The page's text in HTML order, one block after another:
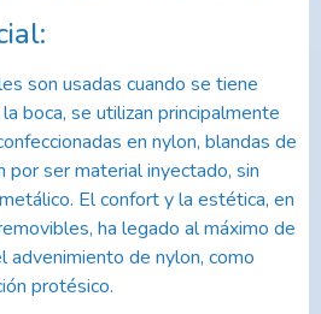
son usadas cuando se tiene
boca, se utilizan principalmente
en nylon, blandas de
por ser material inyectado, sin
El confort y la estética, en
ha legado al máximo de
advenimiento de nylon, como
protésico.